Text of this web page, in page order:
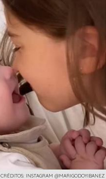
CRÉDITOS: INSTAGRAM @MARIGODOYIBANEZ